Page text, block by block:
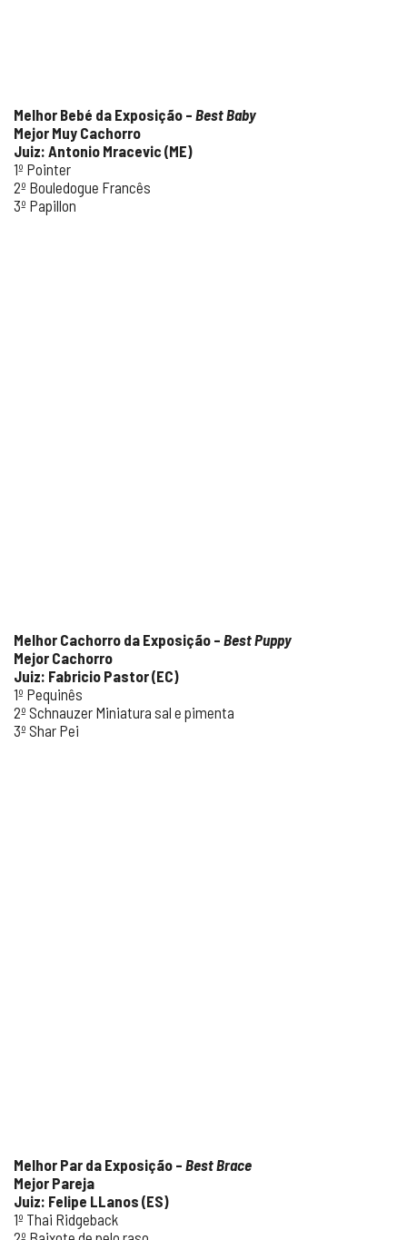
Melhor Bebé da Exposição – Best Baby
Mejor Muy Cachorro
Juiz: Antonio Mracevic (ME)
1º Pointer
2º Bouledogue Francês
3º Papillon
Melhor Cachorro da Exposição – Best Puppy
Mejor Cachorro
Juiz: Fabricio Pastor (EC)
1º Pequinês
2º Schnauzer Miniatura sal e pimenta
3º Shar Pei
Melhor Par da Exposição – Best Brace
Mejor Pareja
Juiz: Felipe LLanos (ES)
1º Thai Ridgeback